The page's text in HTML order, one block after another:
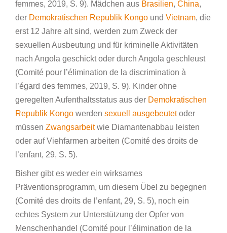
femmes, 2019, S. 9). Mädchen aus Brasilien, China,
der Demokratischen Republik Kongo und Vietnam, die
erst 12 Jahre alt sind, werden zum Zweck der
sexuellen Ausbeutung und für kriminelle Aktivitäten
nach Angola geschickt oder durch Angola geschleust
(Comité pour l’élimination de la discrimination à
l’égard des femmes, 2019, S. 9). Kinder ohne
geregelten Aufenthaltsstatus aus der Demokratischen
Republik Kongo werden sexuell ausgebeutetoder
müssen Zwangsarbeitwie Diamantenabbau leisten
oder auf Viehfarmen arbeiten (Comité des droits de
l’enfant, 29, S. 5).
Bisher gibt es weder ein wirksames
Präventionsprogramm, um diesem Übel zu begegnen
(Comité des droits de l’enfant, 29, S. 5), noch ein
echtes System zur Unterstützung der Opfer von
Menschenhandel (Comité pour l’élimination de la